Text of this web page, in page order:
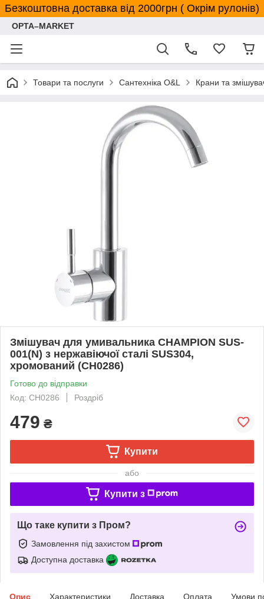
Безкоштовна доставка від 2000грн ( Окрім рулонів)
OPTA–MARKET
Товари та послуги Сантехніка O&L Крани та
Змішувач для умивальника CHAMPION SUS-
001(N) з нержавіючої сталі SUS304,
хромований (CH0286)
Готово до відправки
Код: CH0286
Роздріб
479 ₴
Купити
або
Купити з
Що таке купити з Пром?
Замовлення під захистом
Доступна доставка
Опис Характеристики Доставка Оплата Умови